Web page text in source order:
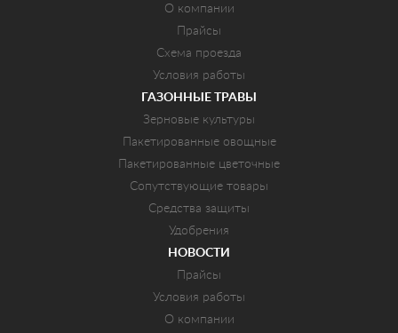
О компании
Прайсы
Схема проезда
Условия работы
ГАЗОННЫЕ ТРАВЫ
Зерновые культуры
Пакетированные овощные
Пакетированные цветочные
Сопутствующие товары
Средства защиты
Удобрения
НОВОСТИ
Прайсы
Условия работы
О компании